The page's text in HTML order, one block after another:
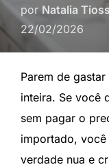
por Natalia
22/02/2026
Parem de
inteira. Se você
sem pagar o
importado,
verdade nua e